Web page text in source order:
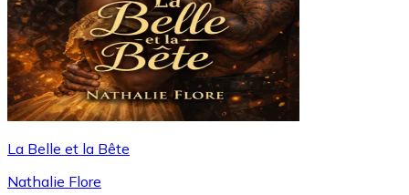
La Belle et la Bête
Nathalie Flore